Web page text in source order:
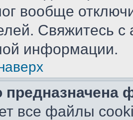
вообще
Свяжитесь
информации.
предназначена
все файлы